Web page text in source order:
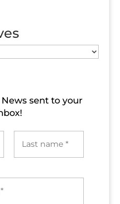
sent to​ your